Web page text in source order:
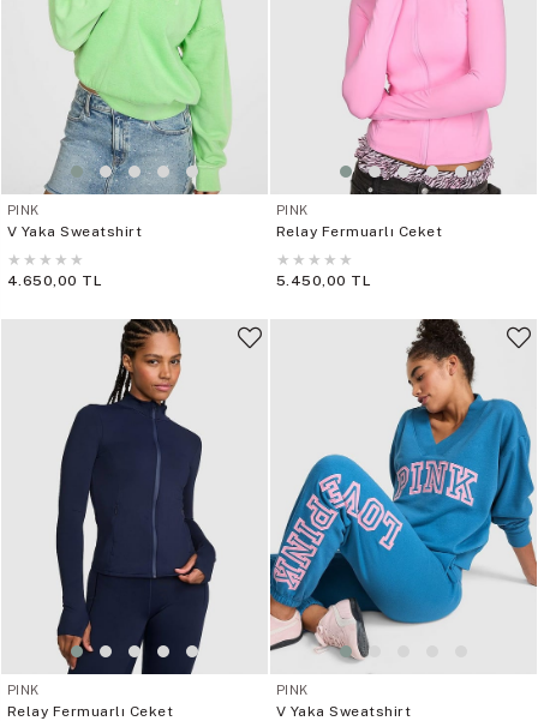
PINK
V Yaka Sweatshirt
★ ★ ★ ★ ★
4.650,00 TL
PINK
Relay Fermuarlı Ceket
★ ★ ★ ★ ★
5.450,00 TL
PINK
Relay Fermuarlı Ceket
PINK
V Yaka Sweatshirt